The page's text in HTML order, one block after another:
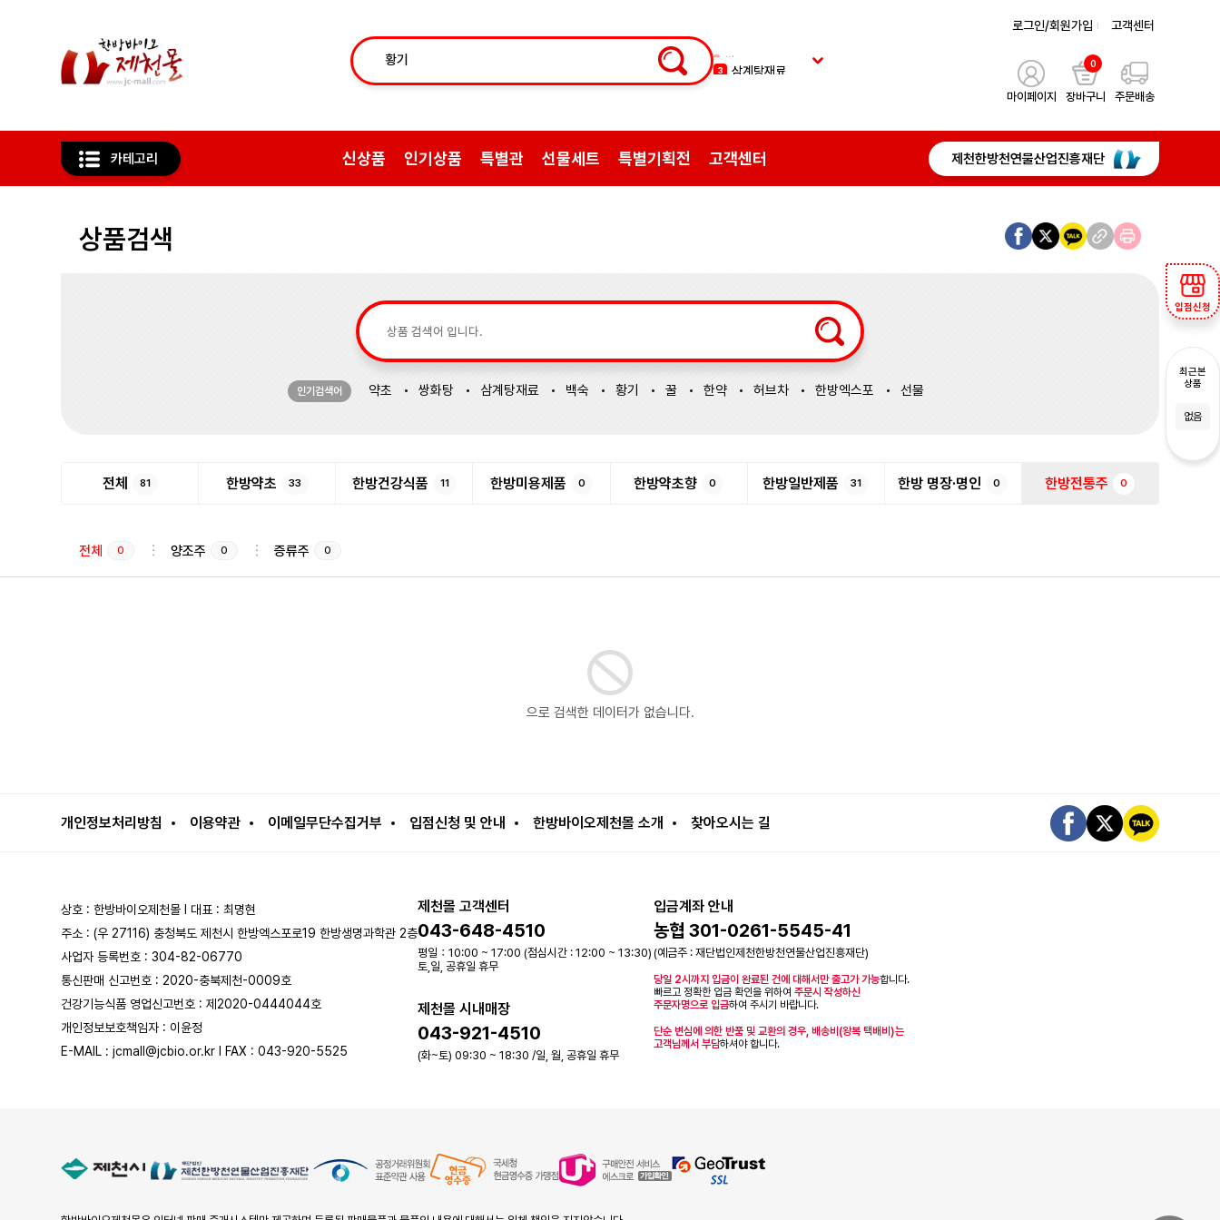
삼계탕재료
한약
2 쌍화탕
로그인/회원가입 고객센터
마이페이지
0
장바구니 주문배송
카테고리 신상품 인기상품 특별관 선물세트 특별기획전 고객센터 제천한방천연물산업진흥재단
입점신청
최근본
상품
없음
상품검색
인기검색어 약초 쌍화탕 삼계탕재료 백숙 황기 꿀 한약 허브차 한방엑스포 선물
전체 81 한방약초 33 한방건강식품 11 한방미용제품 0 한방약초향 0 한방일반제품 31 한방 명장·명인 0 한방전통주 0
전체 0 양조주 0 증류주 0
으로 검색한 데이터가 없습니다.
개인정보처리방침 이용약관 이메일무단수집거부 입점신청 및 안내 한방바이오제천몰 소개 찾아오시는 길
상호 : 한방바이오제천몰 l 대표 : 최명현
주소 : (우 27116) 충청북도 제천시 한방엑스포로19 한방생명과학관 2층
사업자 등록번호 : 304-82-06770
통신판매 신고번호 : 2020-충북제천-0009호
건강기능식품 영업신고번호 : 제2020-0444044호
개인정보보호책임자 : 이윤정
E-MAIL : jcmall@jcbio.or.kr l FAX : 043-920-5525
제천몰 고객센터
043-648-4510
평일：10:00 ~ 17:00 (점심시간 : 12:00 ~ 13:30)
토,일, 공휴일 휴무
제천몰 시내매장
043-921-4510
(화~토) 09:30 ~ 18:30 /일, 월, 공휴일 휴무
입금계좌 안내
농협 301-0261-5545-41
(예금주 : 재단법인제천한방천연물산업진흥재단)
당일 2시까지 입금이 완료된 건에 대해서만 출고가 가능합니다.
빠르고 정확한 입금 확인을 위하여주문시 작성하신
주문자명으로 입금하여 주시기 바랍니다.
단순 변심에 의한 반품 및 교환의 경우, 배송비(왕복 택배비)는
고객님께서 부담하셔야 합니다.